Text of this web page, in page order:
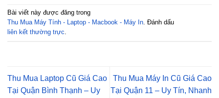
Bài viết này được đăng trong
Thu Mua Máy Tính - Laptop - Macbook - Máy In. Đánh dấu
liên kết thường trực.
Thu Mua Laptop Cũ Giá Cao
Tại Quận Bình Thạnh – Uy
Thu Mua Máy In Cũ Giá Cao
Tại Quận 11 – Uy Tín, Nhanh